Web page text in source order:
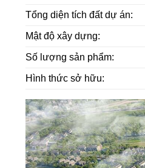
Tổng diện tích đất dự án:
Mật độ xây dựng:
Số lượng sản phẩm:
Hình thức sở hữu: